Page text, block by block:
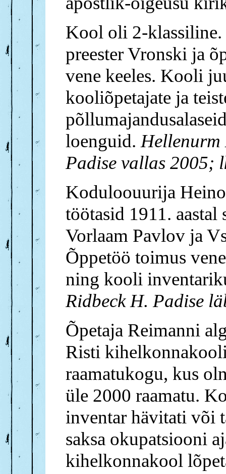
Kool oli 2-
preester Vronski ja
vene keeles. Kooli
kooliõpetajate ja
loenguid.
Padise vallas 2005;
Koduloouurija
töötasid 1911. aastal
Vorlaam Pavlov ja
Õppetöö toimus
ning kooli
Ridbeck H. Padise
Õpetaja Reimanni
Risti
raamatukogu, kus
üle 2000 raamatu.
inventar hävitati või
saksa okupatsiooni
kihelkonnakool